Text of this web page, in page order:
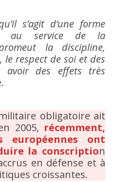
s’agit d’une forme
au service de la
la discipline,
le respect de soi et des
des effets très
obligatoire ait
2005, récemment,
européennes ont
la conscription
en défense et à
croissantes.